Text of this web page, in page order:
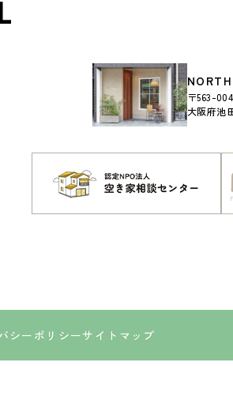
〒563-
大阪府池
シーポリシーサイトマップ